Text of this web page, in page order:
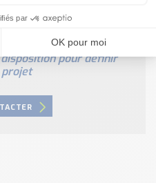
choisir votre
pour définir